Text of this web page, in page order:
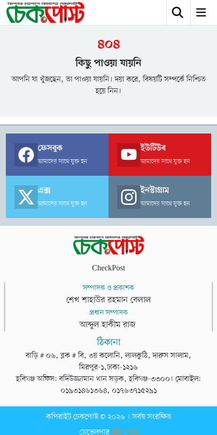
৪০৪
কিছু পাওয়া যায়নি
আপনি যা খুঁজছেন, তা পাওয়া যায়নি। দয়া করে, বিষয়টি সম্পর্কে নিশ্চিত
হয়ে নিন।
ফেসবুক
আমাদের সাথে যুক্ত হন
ইউটিউব
আমাদের সাথে যুক্ত হন
এক্স
আমাদের সাথে যুক্ত হন
ইনস্টাগ্রাম
আমাদের সাথে যুক্ত হন
CheckPost
সম্পাদক ও প্রকাশক
শেখ শাহাউর রহমান বেলাল
প্রধান সম্পাদক
আব্দুল হাকীম রাজ
ঠিকানা
বাড়ি # ০৬, ব্লক # বি, ৩য় কলোনি, লালকুঠি, দারুস সালাম,
মিরপুর-১,ঢাকা-১২১৬
হবিগঞ্জ অফিস: বদিউজ্জামান খান সড়ক, হবিগঞ্জ-৩৩০০। মোবাইল:
০১৯৩১৪৬১৩৬৪, ০১৭৬৩৭১৫২৯১
কপিরাইট চেকপোস্ট © ২০২৬ । সর্বস্ব সংরক্ষিত
ডেভেলপারটেক তরঙ্গ